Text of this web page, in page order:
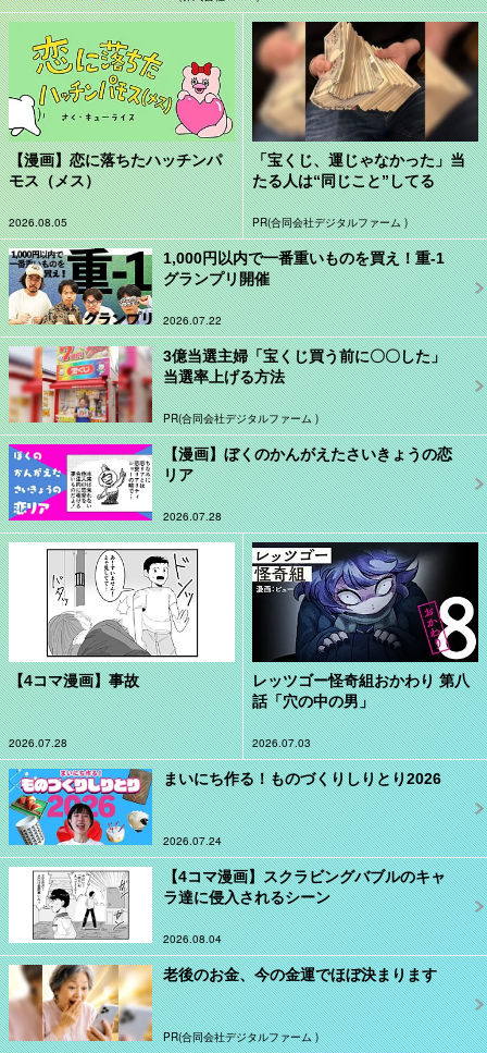
【漫画】恋に落ちたハッチンパ
モス（メス）
2026.08.05
「宝くじ、運じゃなかった」当
たる人は“同じこと”してる
PR(合同会社デジタルファーム )
1,000円以内で一番重いものを買え！重-1
グランプリ開催
2026.07.22
3億当選主婦「宝くじ買う前に〇〇した」
当選率上げる方法
PR(合同会社デジタルファーム )
【漫画】ぼくのかんがえたさいきょうの恋
リア
2026.07.28
【4コマ漫画】事故
2026.07.28
レッツゴー怪奇組おかわり 第八
話「穴の中の男」
2026.07.03
まいにち作る！ものづくりしりとり2026
2026.07.24
【4コマ漫画】スクラビングバブルのキャ
ラ達に侵入されるシーン
2026.08.04
老後のお金、今の金運でほぼ決まります
PR(合同会社デジタルファーム )